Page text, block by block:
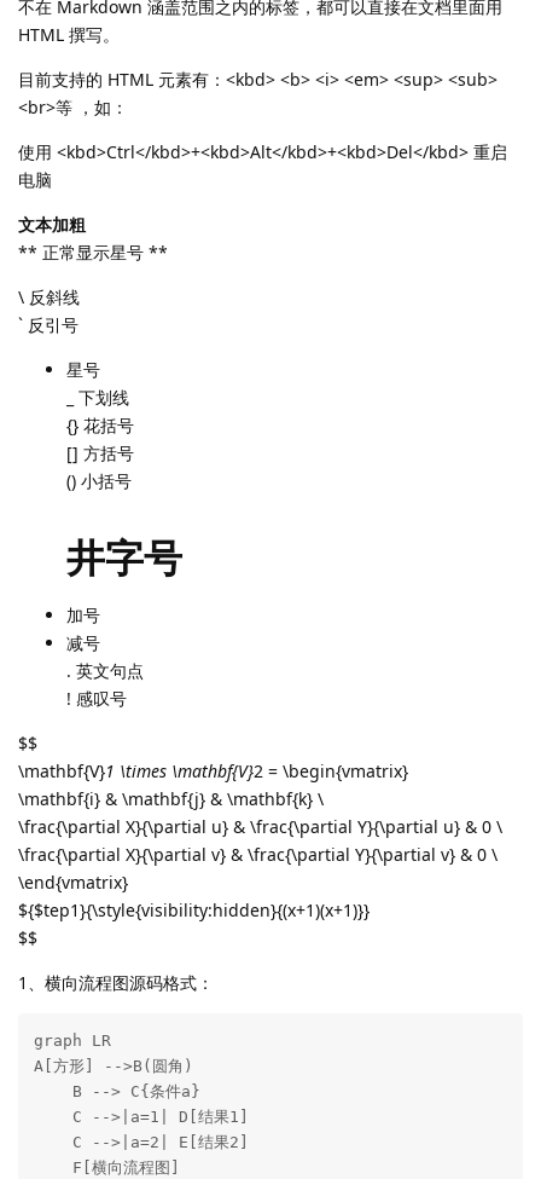
不在 Markdown 涵盖范围之内的标签，都可以直接在文档里面用
HTML 撰写。
目前支持的 HTML 元素有：<kbd> <b> <i> <em> <sup> <sub>
<br>等 ，如：
使用 <kbd>Ctrl</kbd>+<kbd>Alt</kbd>+<kbd>Del</kbd> 重启
电脑
文本加粗
** 正常显示星号 **
\ 反斜线
` 反引号
星号
_ 下划线
{} 花括号
[] 方括号
() 小括号
井字号
加号
减号
. 英文句点
! 感叹号
$$
\mathbf{V}1 \times \mathbf{V}2 = \begin{vmatrix}
\mathbf{i} & \mathbf{j} & \mathbf{k} \
\frac{\partial X}{\partial u} & \frac{\partial Y}{\partial u} & 0 \
\frac{\partial X}{\partial v} & \frac{\partial Y}{\partial v} & 0 \
\end{vmatrix}
${$tep1}{\style{visibility:hidden}{(x+1)(x+1)}}
$$
1、横向流程图源码格式：
graph LR
A[方形] -->B(圆角)
    B --> C{条件a}
    C -->|a=1| D[结果1]
    C -->|a=2| E[结果2]
    F[横向流程图]